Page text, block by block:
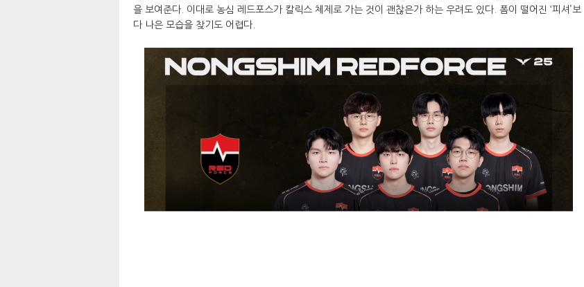
을 보여준다. 이대로 농심 레드포스가 칼릭스 체제로 가는 것이 괜찮은가 하는 우려도 있다. 폼이 떨어진 ‘피셔’보
다 나은 모습을 찾기도 어렵다.